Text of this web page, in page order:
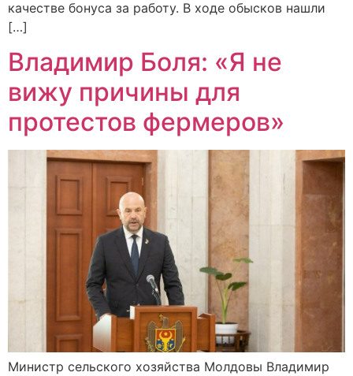
качестве бонуса за работу. В ходе обысков нашли
[…]
Владимир Боля: «Я не
вижу причины для
протестов фермеров»
Министр сельского хозяйства Молдовы Владимир